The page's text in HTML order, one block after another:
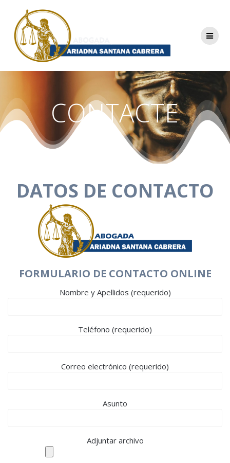
CONTACTE
DATOS DE CONTACTO
FORMULARIO DE CONTACTO ONLINE
Nombre y Apellidos (requerido)
Teléfono (requerido)
Correo electrónico (requerido)
Asunto
Adjuntar archivo